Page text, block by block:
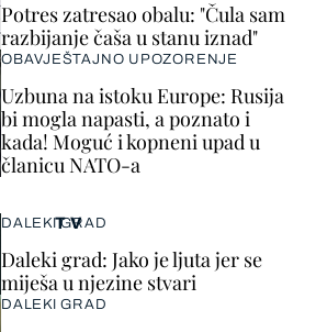
Potres zatresao obalu: "Čula sam
razbijanje čaša u stanu iznad"
OBAVJEŠTAJNO UPOZORENJE
Uzbuna na istoku Europe: Rusija
bi mogla napasti, a poznato i
kada! Moguć i kopneni upad u
članicu NATO-a
TV
DALEKI GRAD
Daleki grad: Jako je ljuta jer se
miješa u njezine stvari
DALEKI GRAD